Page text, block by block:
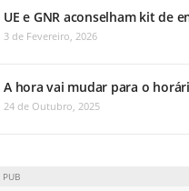
UE e GNR aconselham kit de
3 de Fevereiro, 2026
A hora vai mudar para o
24 de Outubro, 2025
PUB